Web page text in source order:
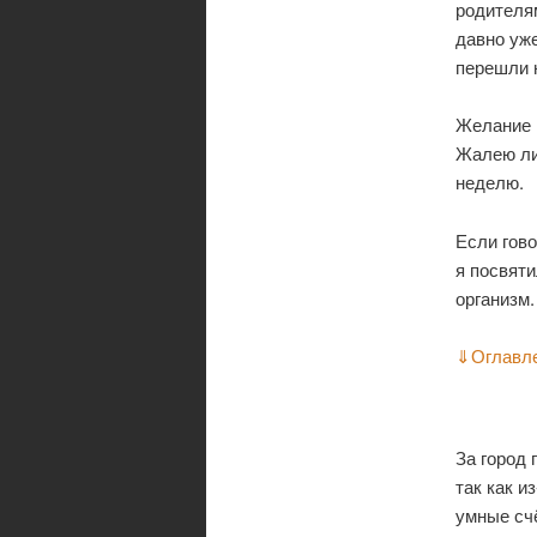
давно
перешли
Желание
Жалею
неделю.
Если
я
организм.
⇓
За город
так как
умные